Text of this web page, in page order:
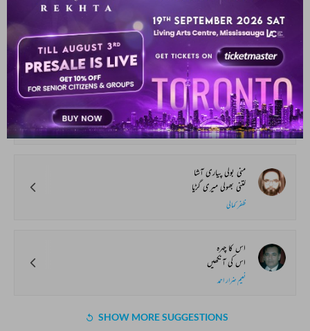
سنو سہیلی کہوں پہیلی
ہے جو کوئی بوجھے
نامعلوم
جاگو سونے والو جاگو
وقت کے کھونے والو جاگو
حفیظ جالندھری
منی بولی پیاری آشا
کتنی بھولی میری گڑیا
ظفر کمالی
اس کا چہرہ
اس کی آنکھیں
نعیم ضرار احمد
SHOW MORE SUGGESTIONS